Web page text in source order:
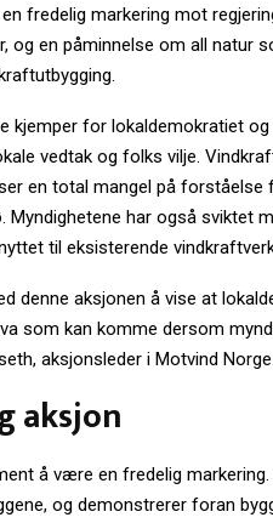
fredelig markering mot
og en påminnelse om all natur
kjemper for lokaldemokratiet
vedtak og folks vilje.
en total mangel på
Myndighetene har også sviktet
til eksisterende
denne aksjonen å vise at
som kan komme dersom
aksjonsleder i Motvind Norge.
aksjon
å være en fredelig
og demonstrerer foran